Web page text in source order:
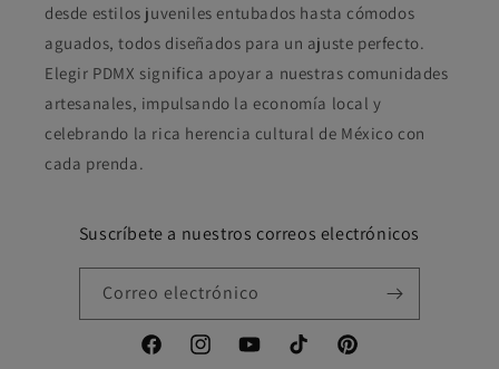
desde estilos juveniles entubados hasta cómodos
aguados, todos diseñados para un ajuste perfecto.
Elegir PDMX significa apoyar a nuestras comunidades
artesanales, impulsando la economía local y
celebrando la rica herencia cultural de México con
cada prenda.
Suscríbete a nuestros correos electrónicos
Correo electrónico
FacebookInstagramYouTubeTikTok Pinterest